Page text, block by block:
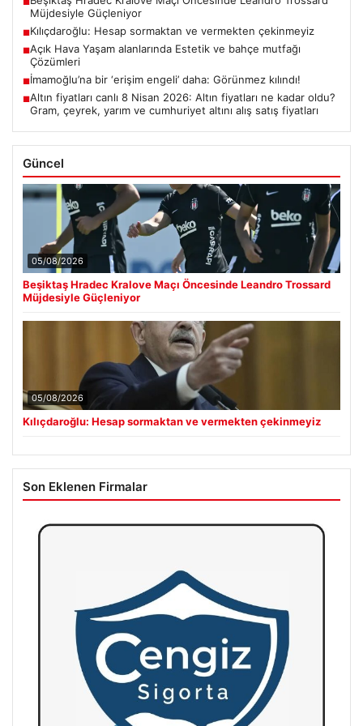
Müjdesiyle Güçleniyor
■Kılıçdaroğlu: Hesap sormaktan ve vermekten çekinmeyiz
■Açık Hava Yaşam alanlarında Estetik ve bahçe mutfağı
Çözümleri
■İmamoğlu’na bir ‘erişim engeli’ daha: Görünmez kılındı!
■Altın fiyatları canlı 8 Nisan 2026: Altın fiyatları ne kadar oldu?
Gram, çeyrek, yarım ve cumhuriyet altını alış satış fiyatları
Güncel
05/08/2026
Beşiktaş Hradec Kralove Maçı Öncesinde Leandro Trossard
Müjdesiyle Güçleniyor
05/08/2026
Kılıçdaroğlu: Hesap sormaktan ve vermekten çekinmeyiz
Son Eklenen Firmalar